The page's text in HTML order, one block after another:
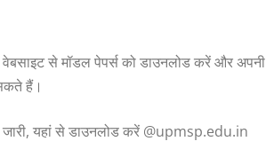
वेबसाइट से मॉडल पेपर्स को डाउनलोड करें और अपनी
हैं।
यहां से डाउनलोड करें @upmsp.edu.in